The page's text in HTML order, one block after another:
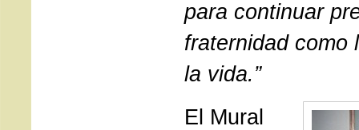
para continuar
fraternidad como
la vida.”
El Mural